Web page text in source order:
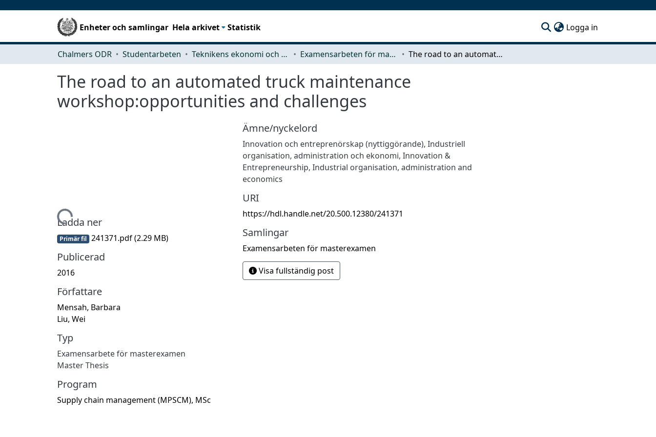
Enheter och samlingar Hela arkivet Statistik Logga in
Chalmers ODR Studentarbeten Teknikens ekonomi och organisation Examensarbeten för masterexamen The road to an automated truck maintenance workshop:opportunities and challenges
The road to an automated truck maintenance
workshop:opportunities and challenges
Hämtar...
Ladda ner
Primär fil 241371.pdf(2.29 MB)
Publicerad
2016
Författare
Mensah, Barbara
Liu, Wei
Typ
Examensarbete för masterexamen
Master Thesis
Program
Supply chain management (MPSCM), MSc
Ämne/nyckelord
Innovation och entreprenörskap (nyttiggörande), Industriell
organisation, administration och ekonomi, Innovation &
Entrepreneurship, Industrial organisation, administration and
economics
URI
https://hdl.handle.net/20.500.12380/241371
Samlingar
Examensarbeten för masterexamen
Visa fullständig post